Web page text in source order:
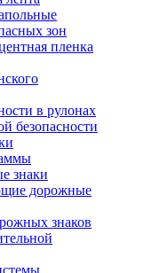
зон
пленка
в рулонах
безопасности
знаки
дорожные
знаков